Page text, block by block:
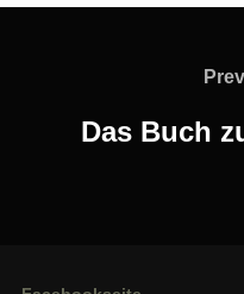
Das Buch